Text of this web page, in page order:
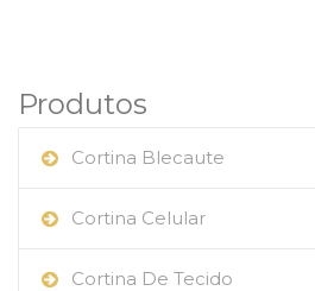
Produtos
Cortina Blecaute
Cortina Celular
Cortina De Tecido